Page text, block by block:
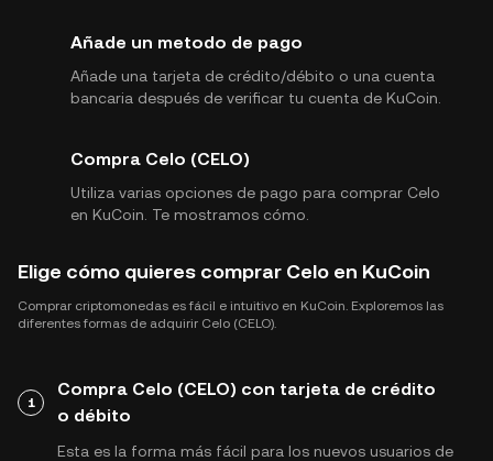
Añade un metodo de pago
Añade una tarjeta de crédito/débito o una cuenta
bancaria después de verificar tu cuenta de KuCoin.
Compra Celo (CELO)
Utiliza varias opciones de pago para comprar Celo
en KuCoin. Te mostramos cómo.
Elige cómo quieres comprar Celo en KuCoin
Comprar criptomonedas es fácil e intuitivo en KuCoin. Exploremos las
diferentes formas de adquirir Celo (CELO).
1
Compra Celo (CELO) con tarjeta de crédito
o débito
Esta es la forma más fácil para los nuevos usuarios de